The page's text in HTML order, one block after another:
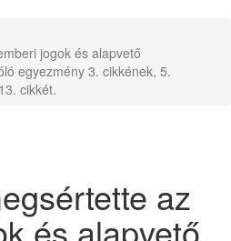
jogok és alapvető
egyezmény 3. cikkének, 5.
cikkét.
az
és alapvető